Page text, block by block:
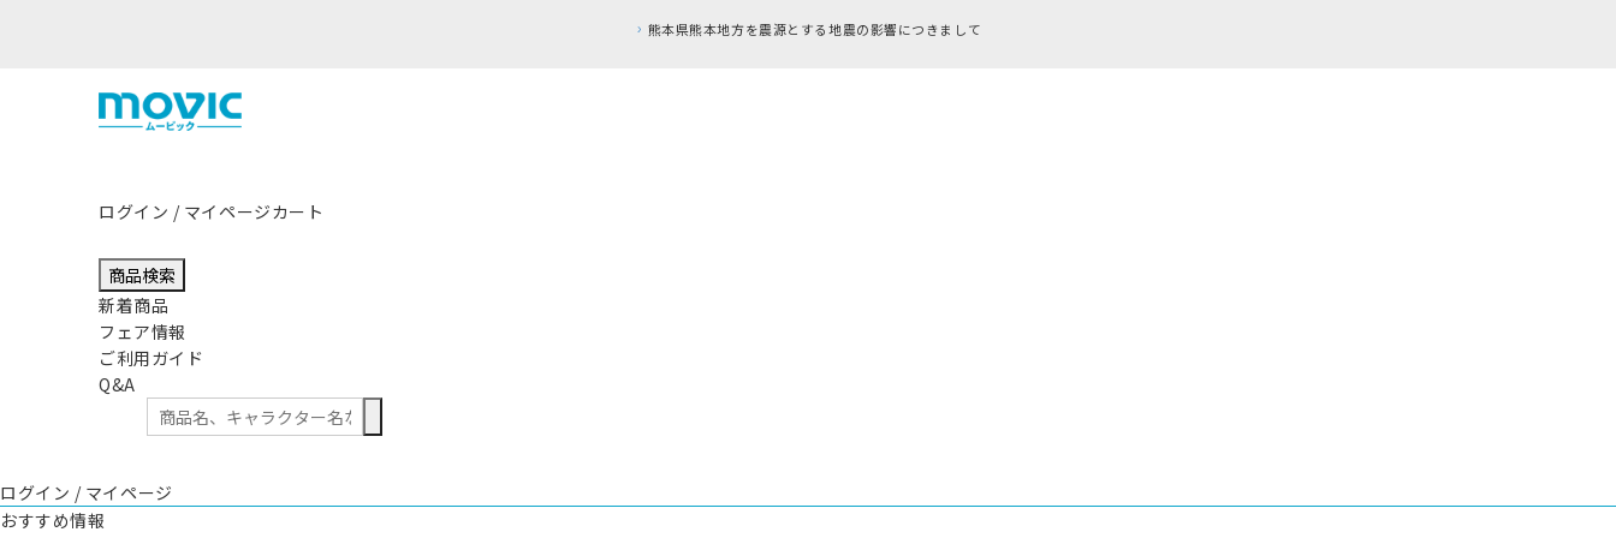
熊本県熊本地方を震源とする地震の影響につきまして
ログイン / マイページカート
商品検索
新着商品
フェア情報
ご利用ガイド
Q&A
ログイン / マイページ
おすすめ情報